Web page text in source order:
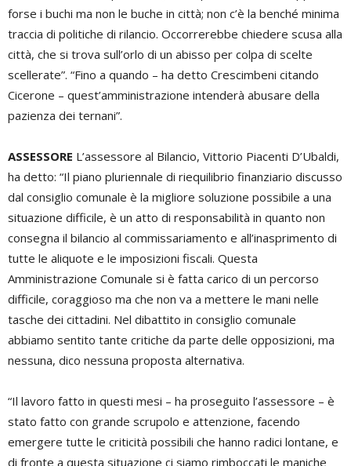
forse i buchi ma non le buche in città; non c’è la benché minima
traccia di politiche di rilancio. Occorrerebbe chiedere scusa alla
città, che si trova sull’orlo di un abisso per colpa di scelte
scellerate”. “Fino a quando – ha detto Crescimbeni citando
Cicerone – quest’amministrazione intenderà abusare della
pazienza dei ternani”.
ASSESSORE L’assessore al Bilancio, Vittorio Piacenti D’Ubaldi,
ha detto: “Il piano pluriennale di riequilibrio finanziario discusso
dal consiglio comunale è la migliore soluzione possibile a una
situazione difficile, è un atto di responsabilità in quanto non
consegna il bilancio al commissariamento e all’inasprimento di
tutte le aliquote e le imposizioni fiscali. Questa
Amministrazione Comunale si è fatta carico di un percorso
difficile, coraggioso ma che non va a mettere le mani nelle
tasche dei cittadini. Nel dibattito in consiglio comunale
abbiamo sentito tante critiche da parte delle opposizioni, ma
nessuna, dico nessuna proposta alternativa.
“Il lavoro fatto in questi mesi – ha proseguito l’assessore – è
stato fatto con grande scrupolo e attenzione, facendo
emergere tutte le criticità possibili che hanno radici lontane, e
di fronte a questa situazione ci siamo rimboccati le maniche